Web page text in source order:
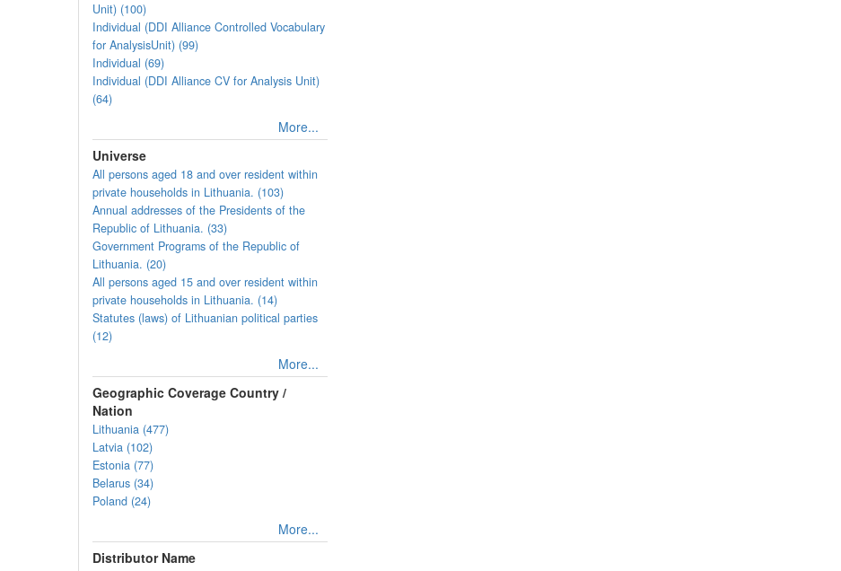
Unit) (100)
Individual (DDI Alliance Controlled Vocabulary
for AnalysisUnit) (99)
Individual (69)
Individual (DDI Alliance CV for Analysis Unit)
(64)
More...
Universe
All persons aged 18 and over resident within
private households in Lithuania. (103)
Annual addresses of the Presidents of the
Republic of Lithuania. (33)
Government Programs of the Republic of
Lithuania. (20)
All persons aged 15 and over resident within
private households in Lithuania. (14)
Statutes (laws) of Lithuanian political parties
(12)
More...
Geographic Coverage Country /
Nation
Lithuania (477)
Latvia (102)
Estonia (77)
Belarus (34)
Poland (24)
More...
Distributor Name